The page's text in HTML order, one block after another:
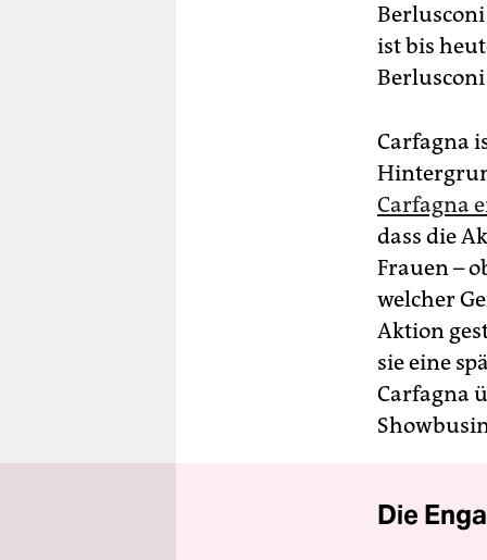
ist bis
Carfagna
Carfagna
dass die
Frauen –
welcher
Aktion
sie eine
Carfagna
Die